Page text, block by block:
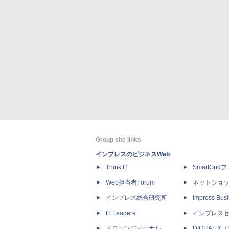
Group site links
インプレスのビジネスWeb
Think IT
Web担当者Forum
インプレス総合研究所
IT Leaders
SmartGridフ
ネットショ
Impress
インプレス